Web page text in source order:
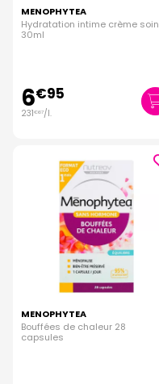
MENOPHYTEA
Hydratation intime crème soin
30ml
6€95
231€67/l.
MENOPHYTEA
Bouffées de chaleur 28
capsules